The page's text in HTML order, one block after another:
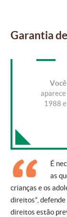
Garantia
1988
É
as
crianças e os
direitos”, defende
direitos estão